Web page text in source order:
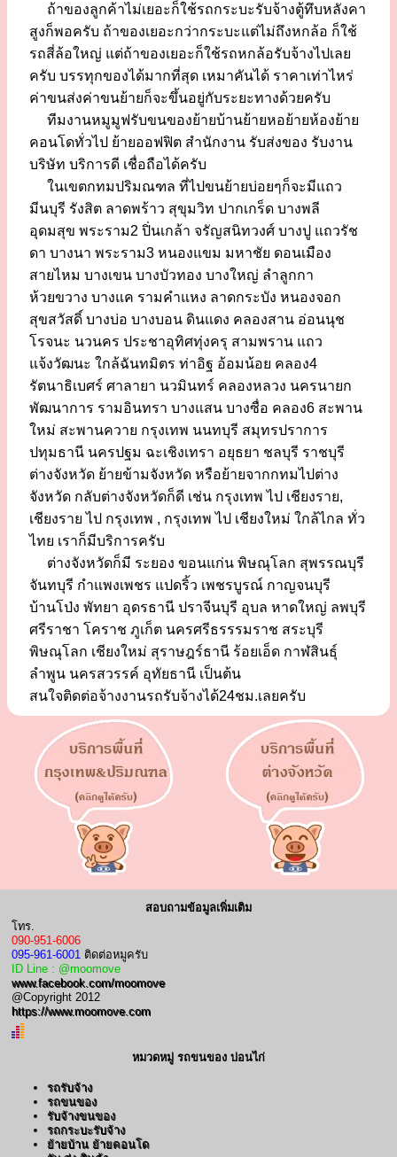
ถ้าของลูกค้าไม่เยอะก็ใช้รถกระบะรับจ้างตู้ทึบหลังคา
สูงก็พอครับ ถ้าของเยอะกว่ากระบะแต่ไม่ถึงหกล้อ ก็ใช้
รถสี่ล้อใหญ่ แต่ถ้าของเยอะก็ใช้รถหกล้อรับจ้างไปเลย
ครับ บรรทุกของได้มากที่สุด เหมาคันได้ ราคาเท่าไหร่
ค่าขนส่งค่าขนย้ายก็จะขึ้นอยู่กับระยะทางด้วยครับ
ทีมงานหมูมูฟรับขนของย้ายบ้านย้ายหอย้ายห้องย้าย
คอนโดทั่วไป ย้ายออฟฟิต สำนักงาน รับส่งของ รับงาน
บริษัท บริการดี เชื่อถือได้ครับ
ในเขตกทมปริมณฑล ที่ไปขนย้ายบ่อยๆก็จะมีแถว
มีนบุรี รังสิต ลาดพร้าว สุขุมวิท ปากเกร็ด บางพลี
อุดมสุข พระราม2 ปิ่นเกล้า จรัญสนิทวงศ์ บางปู แถวรัช
ดา บางนา พระราม3 หนองแขม มหาชัย ดอนเมือง
สายไหม บางเขน บางบัวทอง บางใหญ่ ลำลูกกา
ห้วยขวาง บางแค รามคำแหง ลาดกระบัง หนองจอก
สุขสวัสดิ์ บางบ่อ บางบอน ดินแดง คลองสาน อ่อนนุช
โรจนะ นวนคร ประชาอุทิศทุ่งครุ สามพราน แถว
แจ้งวัฒนะ ใกล้ฉันทมิตร ท่าอิฐ อ้อมน้อย คลอง4
รัตนาธิเบศร์ ศาลายา นวมินทร์ คลองหลวง นครนายก
พัฒนาการ รามอินทรา บางแสน บางซื่อ คลอง6 สะพาน
ใหม่ สะพานควาย กรุงเทพ นนทบุรี สมุทรปราการ
ปทุมธานี นครปฐม ฉะเชิงเทรา อยุธยา ชลบุรี ราชบุรี
ต่างจังหวัด ย้ายข้ามจังหวัด หรือย้ายจากกทมไปต่าง
จังหวัด กลับต่างจังหวัดก็ดี เช่น กรุงเทพ ไป เชียงราย,
เชียงราย ไป กรุงเทพ , กรุงเทพ ไป เชียงใหม่ ใกล้ไกล ทั่ว
ไทย เราก็มีบริการครับ
ต่างจังหวัดก็มี ระยอง ขอนแก่น พิษณุโลก สุพรรณบุรี
จันทบุรี กำแพงเพชร แปดริ้ว เพชรบูรณ์ กาญจนบุรี
บ้านโป่ง พัทยา อุดรธานี ปราจีนบุรี อุบล หาดใหญ่ ลพบุรี
ศรีราชา โคราช ภูเก็ต นครศรีธรรรมราช สระบุรี
พิษณุโลก เชียงใหม่ สุราษฎร์ธานี ร้อยเอ็ด กาฬสินธุ์
ลำพูน นครสวรรค์ อุทัยธานี เป็นต้น
สนใจติดต่อจ้างงานรถรับจ้างได้24ชม.เลยครับ
สอบถามข้อมูลเพิ่มเติม
โทร.
090-951-6006
095-961-6001 ติดต่อหมูครับ
ID Line : @moomove
www.facebook.com/moomove
@Copyright 2012
https://www.moomove.com
หมวดหมู่ รถขนของ บ่อนไก่
รถรับจ้าง
รถขนของ
รับจ้างขนของ
รถกระบะรับจ้าง
ย้ายบ้าน ย้ายคอนโด